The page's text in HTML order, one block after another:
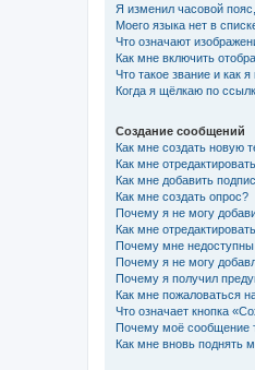
Я изменил часовой
Моего языка нет в
Что означают
Как мне включить
Что такое звание и как
Когда я щёлкаю по
Создание сообщений
Как мне создать новую
Как мне
Как мне добавить
Как мне создать опрос?
Почему я не могу
Как мне
Почему мне
Почему я не могу
Почему я получил
Как мне пожаловаться
Что означает кнопка
Почему моё сообщение
Как мне вновь поднять